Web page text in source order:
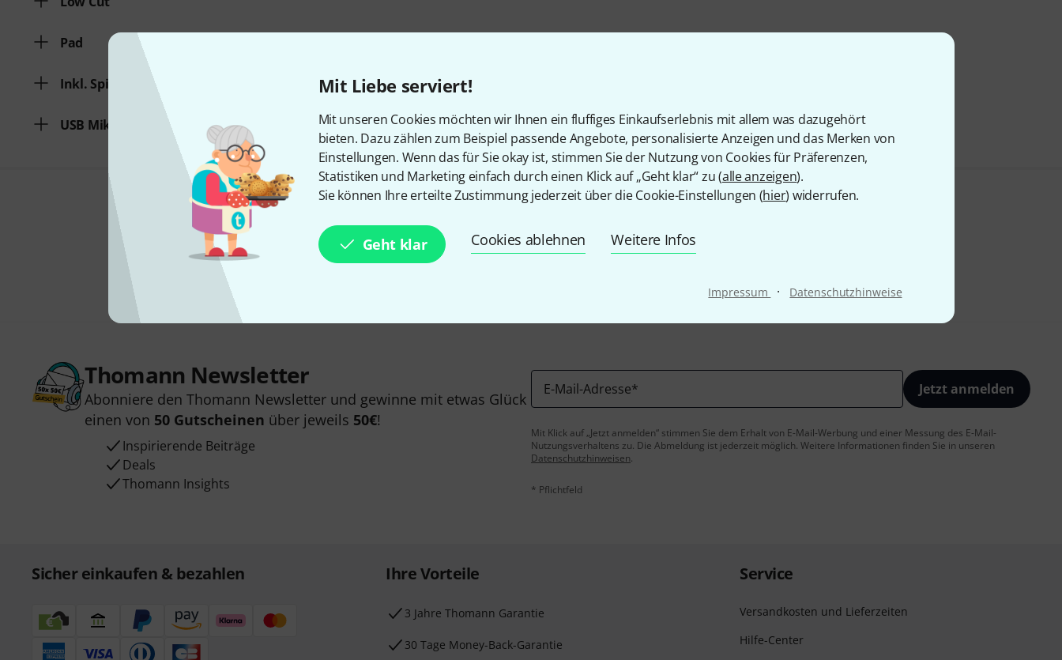
Mit Liebe serviert!
Mit unseren Cookies möchten wir Ihnen ein fluffiges Einkaufserlebnis mit allem was dazugehört
bieten. Dazu zählen zum Beispiel passende Angebote, personalisierte Anzeigen und das Merken von
Einstellungen. Wenn das für Sie okay ist, stimmen Sie der Nutzung von Cookies für Präferenzen,
Statistiken und Marketing einfach durch einen Klick auf „Geht klar“ zu (alle anzeigen).
Sie können Ihre erteilte Zustimmung jederzeit über die Cookie-Einstellungen (hier) widerrufen.
Geht klar Cookies ablehnen Weitere Infos
Impressum · Datenschutzhinweise
Pad
Inkl. Spinne
USB Mikrofon
Gefällt Ihnen, was Sie sehen?
Teilen Hilfe & Feedback
Thomann Newsletter
Abonniere den Thomann Newsletter und gewinne mit etwas Glück
einen von 50 Gutscheinen über jeweils 50€!
Inspirierende Beiträge
Deals
Thomann Insights
E-Mail-Adresse* Jetzt anmelden
Mit Klick auf „Jetzt anmelden“ stimmen Sie dem Erhalt von E-Mail-Werbung und einer Messung des E-Mail-
Nutzungsverhaltens zu. Die Abmeldung ist jederzeit möglich. Weitere Informationen finden Sie in unseren
Datenschutzhinweisen.
* Pflichtfeld
Sicher einkaufen & bezahlen Ihre Vorteile
3 Jahre Thomann Garantie
30 Tage Money-Back-Garantie
Service
Versandkosten und Lieferzeiten
Hilfe-Center